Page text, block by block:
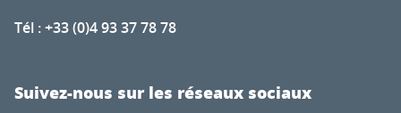
Tél : +33 (0)4 93 37 78 78
Suivez-nous sur les réseaux sociaux